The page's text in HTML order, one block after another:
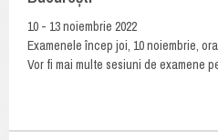
10 - 13 noiembrie 2022
Examenele încep joi, 10 noiembrie, ora
Vor fi mai multe sesiuni de examene